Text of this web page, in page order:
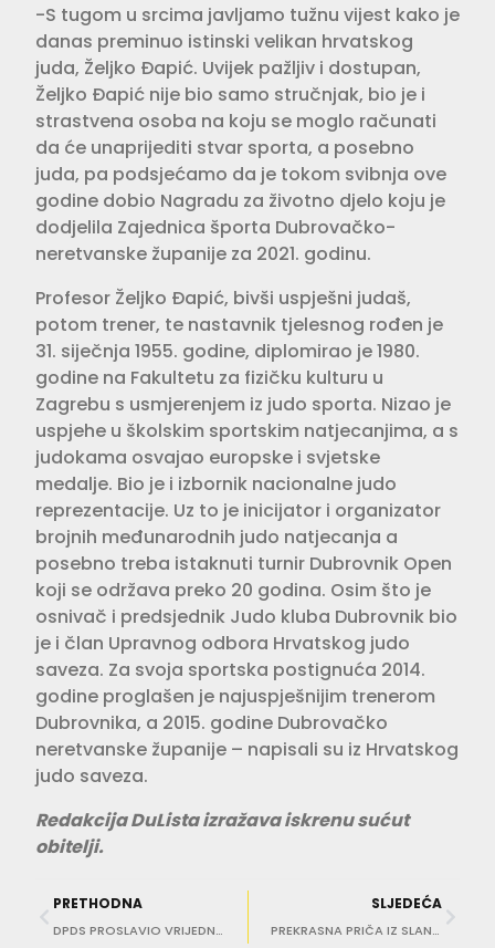
-S tugom u srcima javljamo tužnu vijest kako je
danas preminuo istinski velikan hrvatskog
juda, Željko Đapić. Uvijek pažljiv i dostupan,
Željko Đapić nije bio samo stručnjak, bio je i
strastvena osoba na koju se moglo računati
da će unaprijediti stvar sporta, a posebno
juda, pa podsjećamo da je tokom svibnja ove
godine dobio Nagradu za životno djelo koju je
dodjelila Zajednica športa Dubrovačko-
neretvanske županije za 2021. godinu.
Profesor Željko Đapić, bivši uspješni judaš,
potom trener, te nastavnik tjelesnog rođen je
31. siječnja 1955. godine, diplomirao je 1980.
godine na Fakultetu za fizičku kulturu u
Zagrebu s usmjerenjem iz judo sporta. Nizao je
uspjehe u školskim sportskim natjecanjima, a s
judokama osvajao europske i svjetske
medalje. Bio je i izbornik nacionalne judo
reprezentacije. Uz to je inicijator i organizator
brojnih međunarodnih judo natjecanja a
posebno treba istaknuti turnir Dubrovnik Open
koji se održava preko 20 godina. Osim što je
osnivač i predsjednik Judo kluba Dubrovnik bio
je i član Upravnog odbora Hrvatskog judo
saveza. Za svoja sportska postignuća 2014.
godine proglašen je najuspješnijim trenerom
Dubrovnika, a 2015. godine Dubrovačko
neretvanske županije – napisali su iz Hrvatskog
judo saveza.
Redakcija DuLista izražava iskrenu sućut
obitelji.
PRETHODNA
DPDS PROSLAVIO VRIJEDNU OBLJETNICU ‘Sve ono čemu se dive UNESCO i ICOMOS rezultat je sedam desetljeća rada’
SLJEDEĆA
PREKRASNA PRIČA IZ SLANOG ‘Vatrogasac Mišo Tepšić tješio je mog sina dok se bojao požara, donio mu je i slikovnicu’